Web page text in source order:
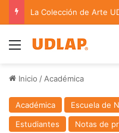
Menu
Inicio / Académica
Académica
Escuela de
Estudiantes
Notas de